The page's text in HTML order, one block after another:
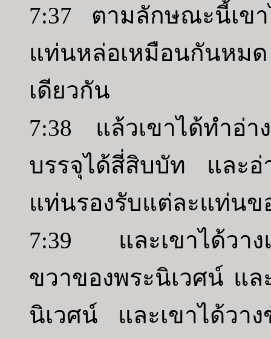
7:37 ตามลักษณะนี้เข
แท่นหล่อเหมือนกันหม
เดียวกัน
7:38 แล้วเขาได้ทำอ่า
บรรจุได้สี่สิบบัท และอ่
แท่นรองรับแต่ละแท่น
7:39 และเขาได้วาง
ขวาของพระนิเวศน์ แ
นิเวศน์ และเขาได้วา